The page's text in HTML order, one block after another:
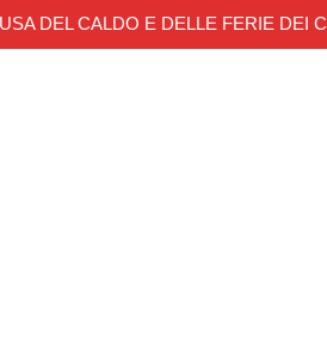
DEL CALDO E DELLE FERIE DEI